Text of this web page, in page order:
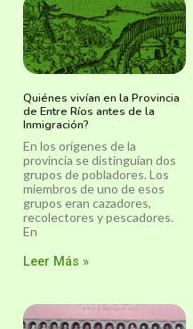
Quiénes vivían en la Provincia
de Entre Ríos antes de la
Inmigración?
En los orígenes de la
provincia se distinguían dos
grupos de pobladores. Los
miembros de uno de esos
grupos eran cazadores,
recolectores y pescadores.
En
Leer Más »